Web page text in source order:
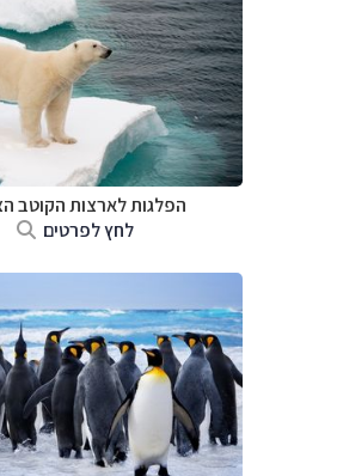
הפלגות לארצות הקוטב
לחץ לפרטים